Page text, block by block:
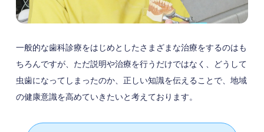
一般的な歯科診療をはじめとしたさまざまな治療をするのはも
ちろんですが、ただ説明や治療を行うだけではなく、どうして
虫歯になってしまったのか、正しい知識を伝えることで、地域
の健康意識を高めていきたいと考えております。